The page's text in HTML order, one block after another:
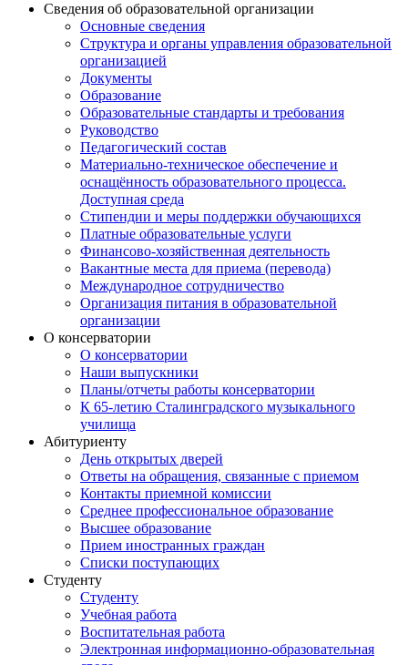
Сведения об образовательной организации
Основные сведения
Структура и органы управления образовательной
организацией
Документы
Образование
Образовательные стандарты и требования
Руководство
Педагогический состав
Материально-техническое обеспечение и
оснащённость образовательного процесса.
Доступная среда
Стипендии и меры поддержки обучающихся
Платные образовательные услуги
Финансово-хозяйственная деятельность
Вакантные места для приема (перевода)
Международное сотрудничество
Организация питания в образовательной
организации
О консерватории
О консерватории
Наши выпускники
Планы/отчеты работы консерватории
К 65-летию Сталинградского музыкального
училища
Абитуриенту
День открытых дверей
Ответы на обращения, связанные с приемом
Контакты приемной комиссии
Среднее профессиональное образование
Высшее образование
Прием иностранных граждан
Списки поступающих
Студенту
Студенту
Учебная работа
Воспитательная работа
Электронная информационно-образовательная